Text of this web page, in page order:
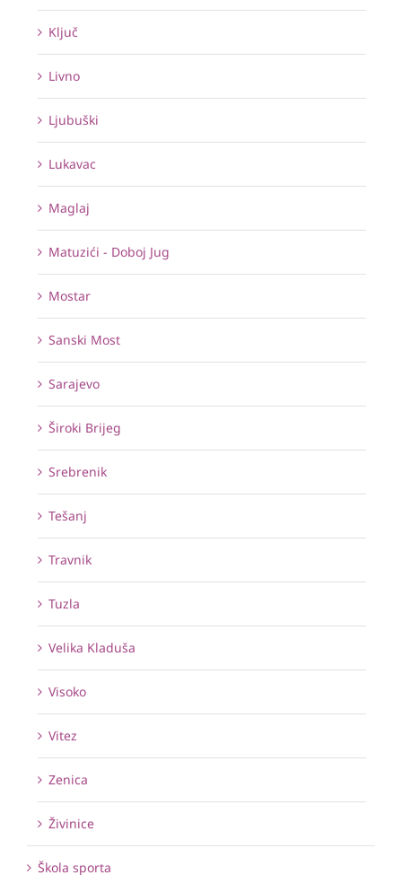
Ključ
Livno
Ljubuški
Lukavac
Maglaj
Matuzići - Doboj Jug
Mostar
Sanski Most
Sarajevo
Široki Brijeg
Srebrenik
Tešanj
Travnik
Tuzla
Velika Kladuša
Visoko
Vitez
Zenica
Živinice
Škola sporta